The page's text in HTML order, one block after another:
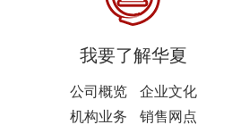
我要了解华夏
公司概览
企业文化
机构业务
销售网点